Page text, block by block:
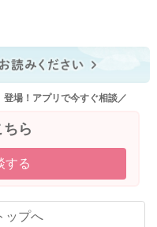
場！アプリで今すぐ相談／
ら
する
ップへ